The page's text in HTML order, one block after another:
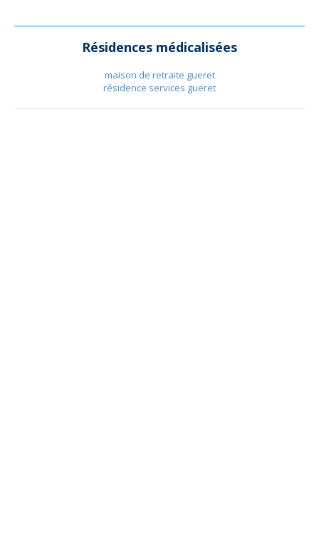
Résidences médicalisées
maison de retraite gueret
résidence services gueret